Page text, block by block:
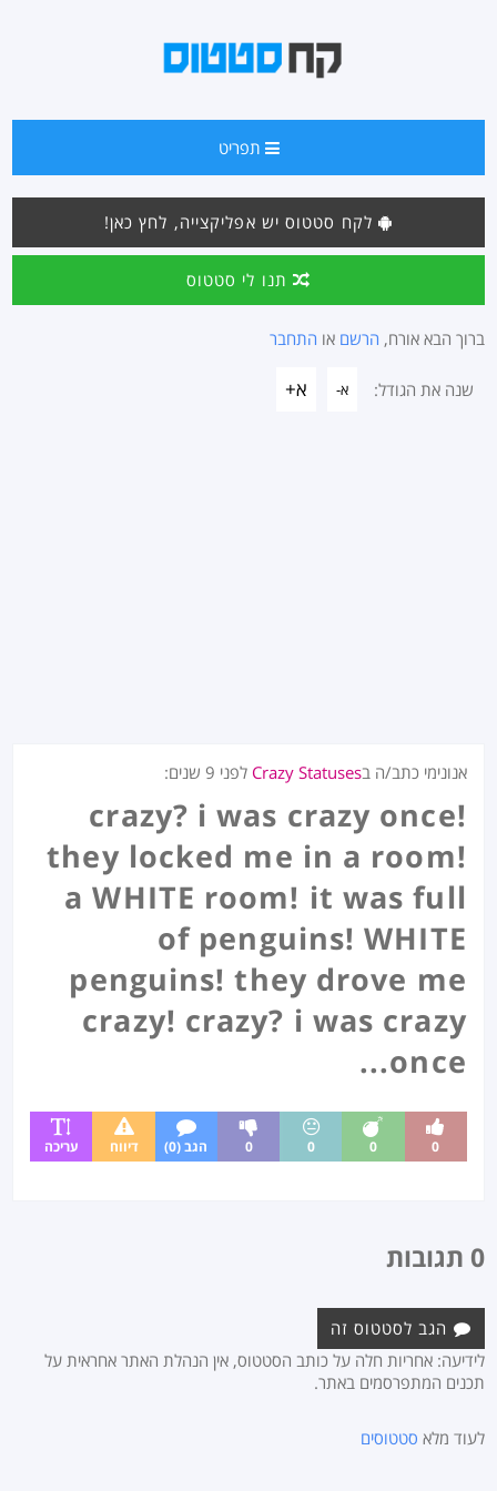
תפריט
לקח סטטוס יש אפליקצייה, לחץ כאן!
תנו לי סטטוס
ברוך הבא אורח, הרשם או התחבר
שנה את הגודל: א- א+
אנונימי כתב/ה בCrazy Statuses לפני 9 שנים :
crazy? i was crazy once!
they locked me in a room!
a WHITE room! it was full
of penguins! WHITE
penguins! they drove me
crazy! crazy? i was crazy
once...
0
0
0
0 הגב (0) דיווח עריכה
0 תגובות
הגב לסטטוס זה
לידיעה: אחריות חלה על כותב הסטטוס, אין הנהלת האתר אחראית על
תכנים המתפרסמים באתר.
לעוד מלא סטטוסים